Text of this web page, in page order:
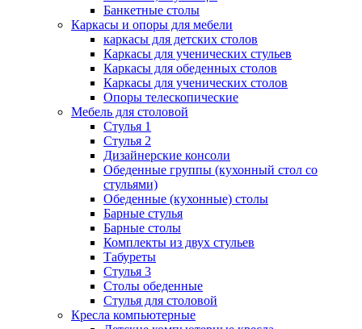
Банкетные столы
Каркасы и опоры для мебели
каркасы для детских столов
Каркасы для ученических стульев
Каркасы для обеденных столов
Каркасы для ученических столов
Опоры телескопические
Мебель для столовой
Стулья 1
Стулья 2
Дизайнерские консоли
Обеденные группы (кухонный стол со
стульями)
Обеденные (кухонные) столы
Барные стулья
Барные столы
Комплекты из двух стульев
Табуреты
Стулья 3
Столы обеденные
Стулья для столовой
Кресла компьютерные